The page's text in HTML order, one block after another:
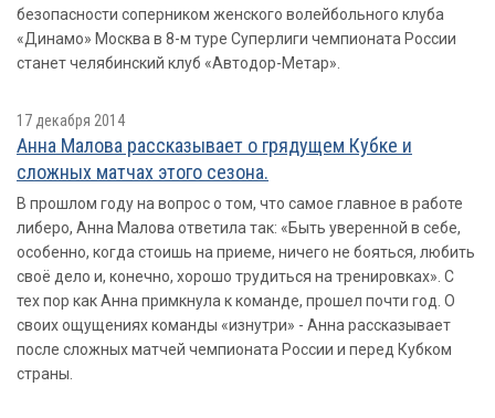
безопасности соперником женского волейбольного клуба
«Динамо» Москва в 8-м туре Суперлиги чемпионата России
станет челябинский клуб «Автодор-Метар».
17 декабря 2014
Анна Малова рассказывает о грядущем Кубке и
сложных матчах этого сезона.
В прошлом году на вопрос о том, что самое главное в работе
либеро, Анна Малова ответила так: «Быть уверенной в себе,
особенно, когда стоишь на приеме, ничего не бояться, любить
своё дело и, конечно, хорошо трудиться на тренировках». С
тех пор как Анна примкнула к команде, прошел почти год. О
своих ощущениях команды «изнутри» - Анна рассказывает
после сложных матчей чемпионата России и перед Кубком
страны.